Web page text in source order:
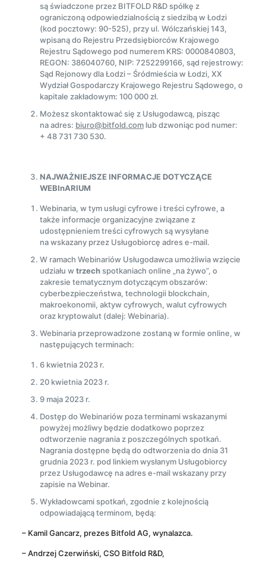
są świadczone przez BITFOLD R&D spółkę z
ograniczoną odpowiedzialnością z siedzibą w Łodzi
(kod pocztowy: 90-525), przy ul. Wólczańskiej 143,
wpisaną do Rejestru Przedsiębiorców Krajowego
Rejestru Sądowego pod numerem KRS: 0000840803,
REGON: 386040760, NIP: 7252299166, sąd rejestrowy:
Sąd Rejonowy dla Łodzi – Śródmieścia w Łodzi, XX
Wydział Gospodarczy Krajowego Rejestru Sądowego, o
kapitale zakładowym: 100 000 zł.
Możesz skontaktować się z Usługodawcą, pisząc
na adres: biuro@bitfold.comlub dzwoniąc pod numer:
+ 48 731 730 530.
NAJWAŻNIEJSZE INFORMACJE DOTYCZĄCE
WEBInARIUM
Webinaria, w tym usługi cyfrowe i treści cyfrowe, a
także informacje organizacyjne związane z
udostępnieniem treści cyfrowych są wysyłane
na wskazany przez Usługobiorcę adres e-mail.
W ramach Webinariów Usługodawca umożliwia wzięcie
udziału wtrzechspotkaniach online „na żywo”, o
zakresie tematycznym dotyczącym obszarów:
cyberbezpieczeństwa, technologii blockchain,
makroekonomii, aktyw cyfrowych, walut cyfrowych
oraz kryptowalut (dalej: Webinaria).
Webinaria przeprowadzone zostaną w formie online, w
następujących terminach:
6 kwietnia 2023 r.
20 kwietnia 2023 r.
9 maja 2023 r.
Dostęp do Webinariów poza terminami wskazanymi
powyżej możliwy będzie dodatkowo poprzez
odtworzenie nagrania z poszczególnych spotkań.
Nagrania dostępne będą do odtworzenia do dnia 31
grudnia 2023 r. pod linkiem wysłanym Usługobiorcy
przez Usługodawcę na adres e-mail wskazany przy
zapisie na Webinar.
Wykładowcami spotkań, zgodnie z kolejnością
odpowiadającą terminom, będą:
– Kamil Gancarz, prezes Bitfold AG, wynalazca.
– Andrzej Czerwiński, CSO Bitfold R&D,